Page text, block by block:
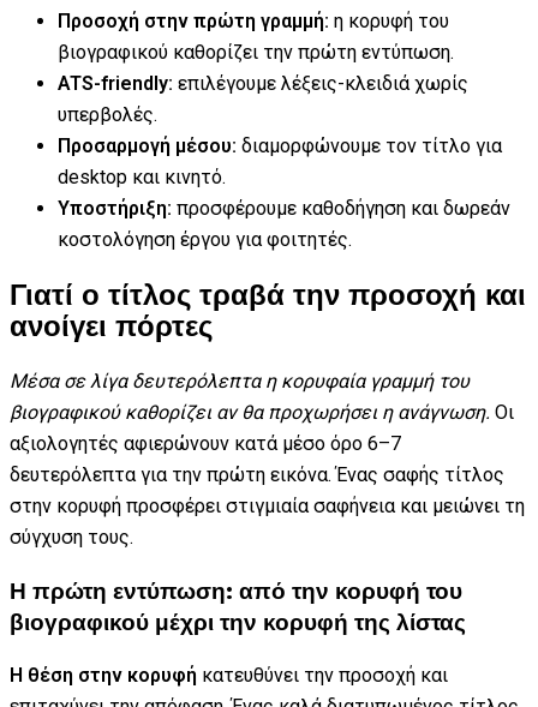
Προσοχή στην πρώτη γραμμή: η κορυφή του
βιογραφικού καθορίζει την πρώτη εντύπωση.
ATS-friendly: επιλέγουμε λέξεις-κλειδιά χωρίς
υπερβολές.
Προσαρμογή μέσου: διαμορφώνουμε τον τίτλο για
desktop και κινητό.
Υποστήριξη: προσφέρουμε καθοδήγηση και δωρεάν
κοστολόγηση έργου για φοιτητές.
Γιατί ο τίτλος τραβά την προσοχή και
ανοίγει πόρτες
Μέσα σε λίγα δευτερόλεπτα η κορυφαία γραμμή του
βιογραφικού καθορίζει αν θα προχωρήσει η ανάγνωση. Οι
αξιολογητές αφιερώνουν κατά μέσο όρο 6–7
δευτερόλεπτα για την πρώτη εικόνα. Ένας σαφής τίτλος
στην κορυφή προσφέρει στιγμιαία σαφήνεια και μειώνει τη
σύγχυση τους.
Η πρώτη εντύπωση: από την κορυφή του
βιογραφικού μέχρι την κορυφή της λίστας
Η θέση στην κορυφή κατευθύνει την προσοχή και